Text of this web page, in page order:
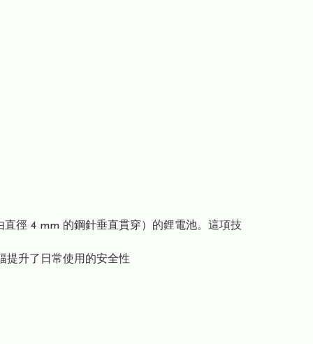
徑 4 mm 的鋼針垂直貫穿）的鋰電池。這項技
提升了日常使用的安全性